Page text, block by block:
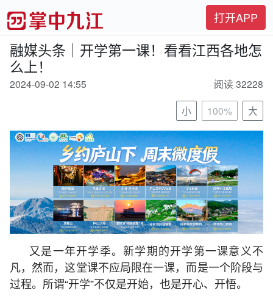
打开APP
融媒头条｜开学第一课！看看江西各地怎
么上！
2024-09-02 14:55
阅读 32228
小
100% 大
又是一年开学季。新学期的开学第一课意义不
凡，然而，这堂课不应局限在一课，而是一个阶段与
过程。所谓“开学”不仅是开始，也是开心、开悟。